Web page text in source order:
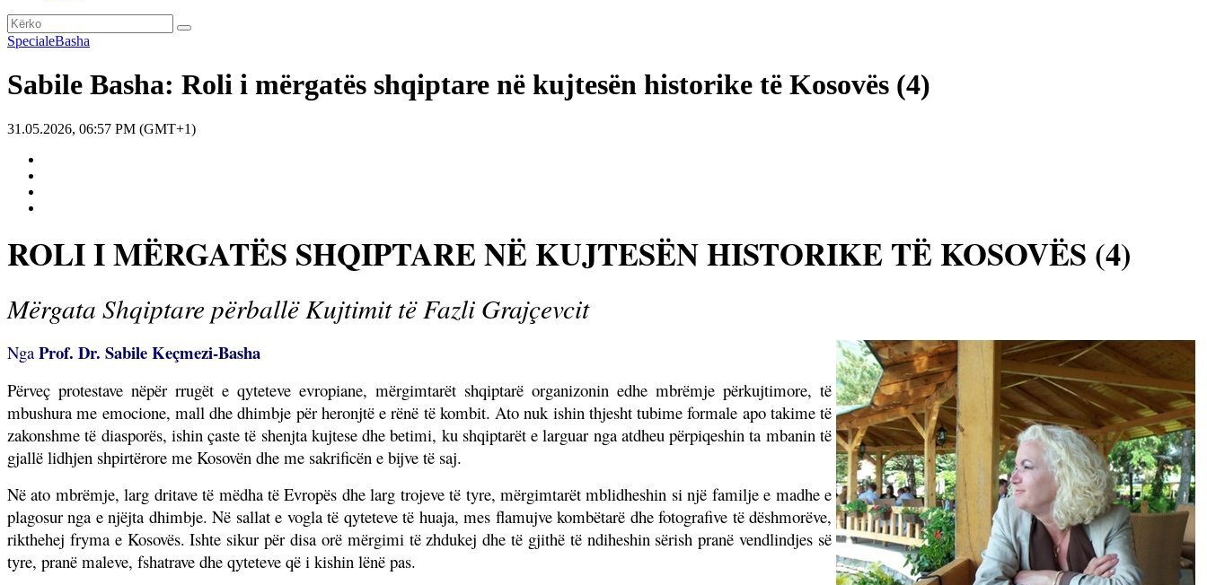
SpecialeBasha
Sabile Basha: Roli i mërgatës shqiptare në kujtesën historike të Kosovës (4)
31.05.2026, 06:57 PM (GMT+1)
ROLI I MËRGATËS SHQIPTARE NË KUJTESËN HISTORIKE TË KOSOVËS (4)
Mërgata Shqiptare përballë Kujtimit të Fazli Grajçevcit
Nga Prof. Dr. Sabile Keçmezi-Basha
Përveç protestave nëpër rrugët e qyteteve evropiane, mërgimtarët shqiptarë organizonin edhe mbrëmje përkujtimore, të
mbushura me emocione, mall dhe dhimbje për heronjtë e rënë të kombit. Ato nuk ishin thjesht tubime formale apo takime të
zakonshme të diasporës, ishin çaste të shenjta kujtese dhe betimi, ku shqiptarët e larguar nga atdheu përpiqeshin ta mbanin të
gjallë lidhjen shpirtërore me Kosovën dhe me sakrificën e bijve të saj.
Në ato mbrëmje, larg dritave të mëdha të Evropës dhe larg trojeve të tyre, mërgimtarët mblidheshin si një familje e madhe e
plagosur nga e njëjta dhimbje. Në sallat e vogla të qyteteve të huaja, mes flamujve kombëtarë dhe fotografive të dëshmorëve,
rikthehej fryma e Kosovës. Ishte sikur për disa orë mërgimi të zhdukej dhe të gjithë të ndiheshin sërish pranë vendlindjes së
tyre, pranë maleve, fshatrave dhe qyteteve që i kishin lënë pas.